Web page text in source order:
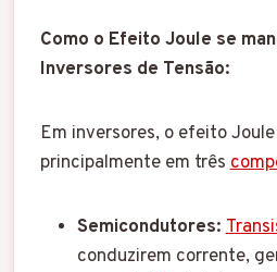
Como o Efeito Joule se
Inversores de Tensão:
Em inversores, o efeito
principalmente em três
Semicondutores:
conduzirem corrente,